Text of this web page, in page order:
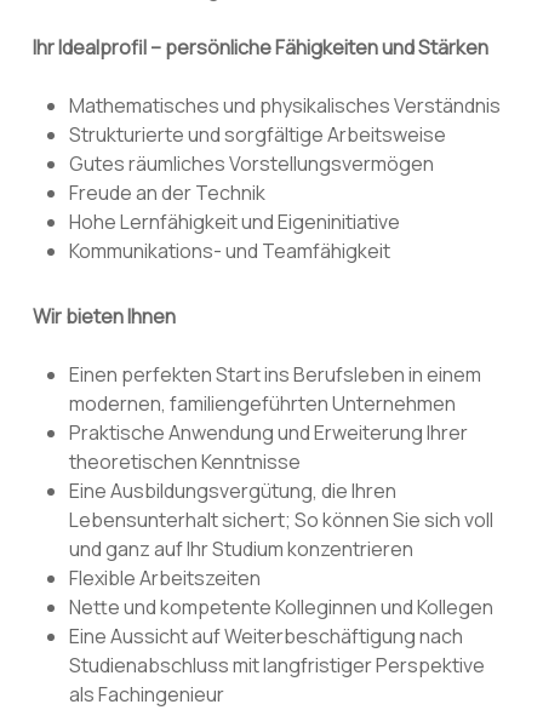
Ihr Idealprofil – persönliche Fähigkeiten und Stärken
Mathematisches und physikalisches Verständnis
Strukturierte und sorgfältige Arbeitsweise
Gutes räumliches Vorstellungsvermögen
Freude an der Technik
Hohe Lernfähigkeit und Eigeninitiative
Kommunikations- und Teamfähigkeit
Wir bieten Ihnen
Einen perfekten Start ins Berufsleben in einem
modernen, familiengeführten Unternehmen
Praktische Anwendung und Erweiterung Ihrer
theoretischen Kenntnisse
Eine Ausbildungsvergütung, die Ihren
Lebensunterhalt sichert; So können Sie sich voll
und ganz auf Ihr Studium konzentrieren
Flexible Arbeitszeiten
Nette und kompetente Kolleginnen und Kollegen
Eine Aussicht auf Weiterbeschäftigung nach
Studienabschluss mit langfristiger Perspektive
als Fachingenieur